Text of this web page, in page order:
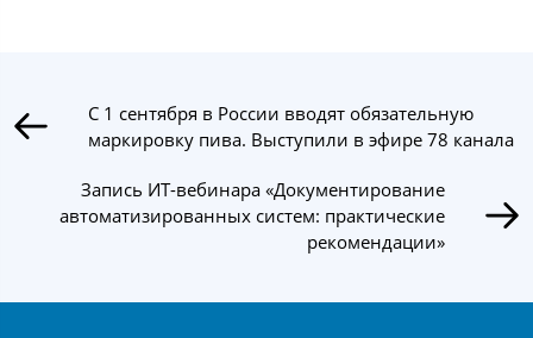
С 1 сентября в России вводят обязательную
маркировку пива. Выступили в эфире 78 канала
Запись ИТ-вебинара «Документирование
автоматизированных систем: практические
рекомендации»